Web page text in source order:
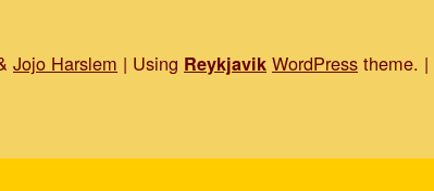
Jojo Harslem | Using Reykjavik WordPress theme. |